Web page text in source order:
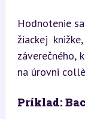
Hodnotenie
žiackej
záverečného,
na úrovni
Príklad: